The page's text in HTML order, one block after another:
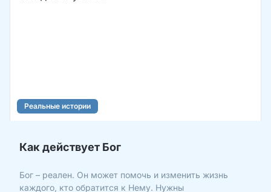
Реальные истории
Как действует Бог
Бог – реален. Он может помочь и изменить жизнь
каждого, кто обратится к Нему. Нужны